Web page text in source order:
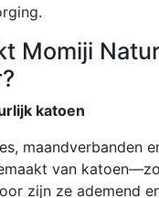
Momiji
katoen
maandverbanden
van
zijn ze ademend